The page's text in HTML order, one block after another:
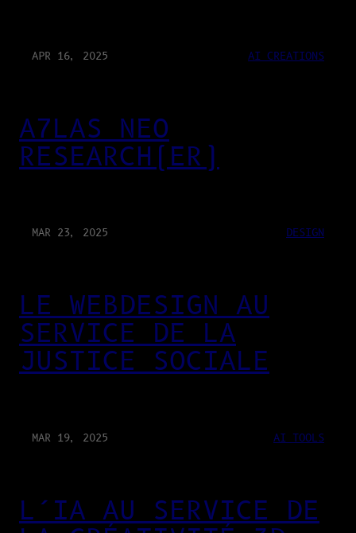
APR 16, 2025 AI CREATIONS
A7LAS NEO
RESEARCH(ER)
MAR 23, 2025 DESIGN
LE WEBDESIGN AU
SERVICE DE LA
JUSTICE SOCIALE
MAR 19, 2025 AI TOOLS
L’IA AU SERVICE DE